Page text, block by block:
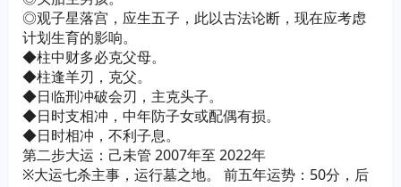
◎观子星落宫，应生五子，此以古法论断，现在应考虑
计划生育的影响。
◆柱中财多必克父母。
◆柱逢羊刃，克父。
◆日临刑冲破会刃，主克头子。
◆日时支相冲，中年防子女或配偶有损。
◆日时相冲，不利子息。
第二步大运：己未管 2007年至 2022年
※大运七杀主事，运行墓之地。 前五年运势：50分，后